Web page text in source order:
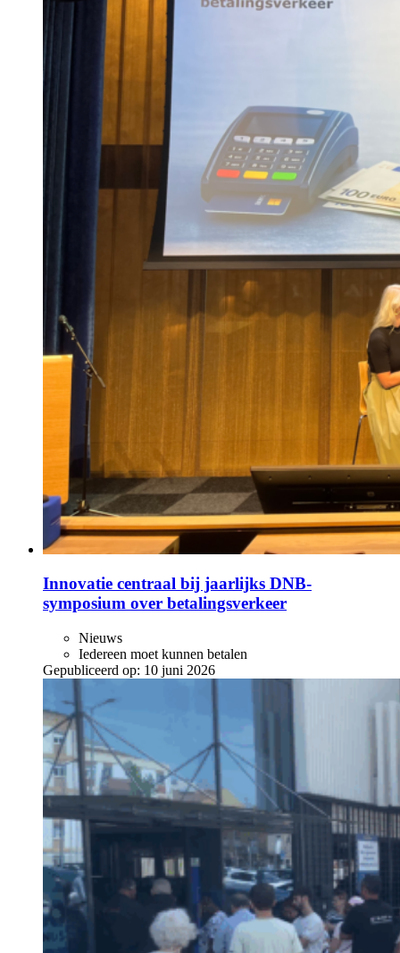
Innovatie centraal bij jaarlijks DNB-
symposium over betalingsverkeer
Nieuws
Iedereen moet kunnen betalen
Gepubliceerd op: 10 juni 2026